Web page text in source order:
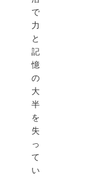
で
力
と
記
憶
の
大
半
を
失
っ
て
い